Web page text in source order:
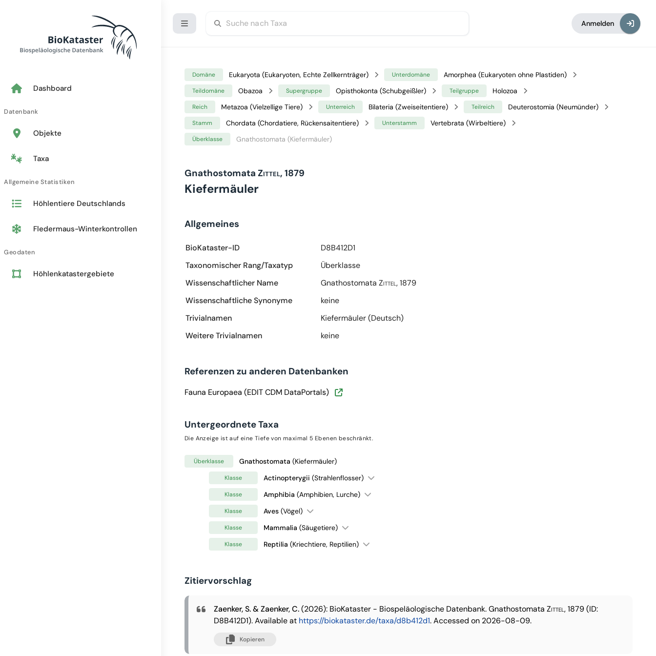
Dashboard
Datenbank
Objekte
Taxa
Allgemeine Statistiken
Höhlentiere Deutschlands
Fledermaus-Winterkontrollen
Geodaten
Höhlenkatastergebiete
Anmelden
Domäne Eukaryota (Eukaryoten, Echte Zellkernträger) Unterdomäne Amorphea (Eukaryoten ohne Plastiden)
Teildomäne Obazoa Supergruppe Opisthokonta (Schubgeißler) Teilgruppe Holozoa
Reich Metazoa (Vielzellige Tiere) Unterreich Bilateria (Zweiseitentiere) Teilreich Deuterostomia (Neumünder)
Stamm Chordata (Chordatiere, Rückensaitentiere) Unterstamm Vertebrata (Wirbeltiere)
Überklasse Gnathostomata (Kiefermäuler)
Gnathostomata Zittel, 1879
Kiefermäuler
Allgemeines
BioKataster-ID
D8B412D1
Taxonomischer Rang/Taxatyp
Überklasse
Wissenschaftlicher Name
Gnathostomata Zittel, 1879
Wissenschaftliche Synonyme
keine
Trivialnamen
Kiefermäuler (Deutsch)
Weitere Trivialnamen
keine
Referenzen zu anderen Datenbanken
Fauna Europaea (EDIT CDM DataPortals)
Untergeordnete Taxa
Die Anzeige ist auf eine Tiefe von maximal 5 Ebenen beschränkt.
Überklasse Gnathostomata (Kiefermäuler)
Klasse Actinopterygii (Strahlenflosser)
Klasse Amphibia (Amphibien, Lurche)
Klasse Aves (Vögel)
Klasse Mammalia (Säugetiere)
Klasse Reptilia (Kriechtiere, Reptilien)
Zitiervorschlag
Zaenker, S. & Zaenker, C.(2026): BioKataster - Biospeläologische Datenbank.Gnathostomata Zittel, 1879(ID:
D8B412D1). Available at https://biokataster.de/taxa/d8b412d1. Accessed on 2026-08-09.
Kopieren